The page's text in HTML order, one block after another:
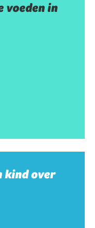
voeden in
kind over